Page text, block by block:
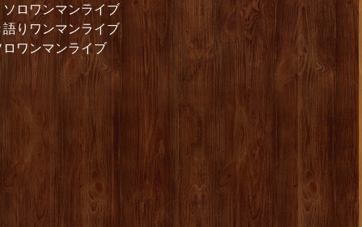
ロワンマンライブ
りワンマンライブ
ワンマンライブ